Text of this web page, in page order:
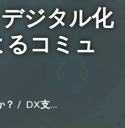
ジタル化
るコミュ
？ DX支…